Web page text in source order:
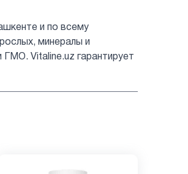
и по всему
минералы и
Vitaline.uz гарантирует